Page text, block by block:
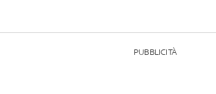
PUBBLICITÀ